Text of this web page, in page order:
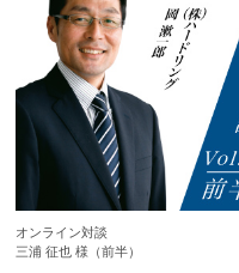
オンライン対談
三浦 征也 様（前半）